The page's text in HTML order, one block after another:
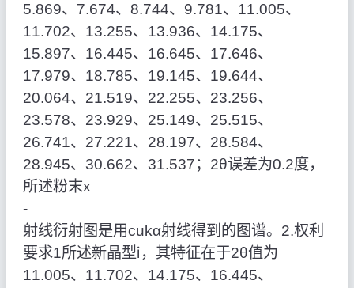
5.869、7.674、8.744、9.781、11.005、
11.702、13.255、13.936、14.175、
15.897、16.445、16.645、17.646、
17.979、18.785、19.145、19.644、
20.064、21.519、22.255、23.256、
23.578、23.929、25.149、25.515、
26.741、27.221、28.197、28.584、
28.945、30.662、31.537；2θ误差为0.2度，
所述粉末x
‑
射线衍射图是用cukα射线得到的图谱。2.权利
要求1所述新晶型ⅰ，其特征在于2θ值为
11.005、11.702、14.175、16.445、